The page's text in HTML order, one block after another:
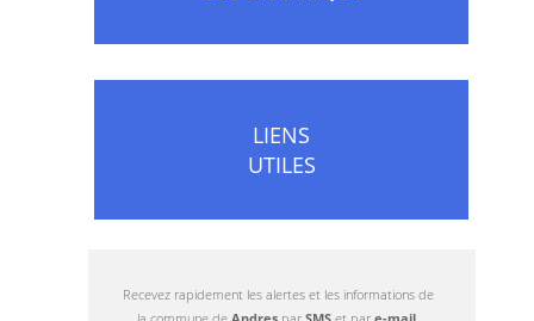
LIENS
UTILES
Recevez rapidement les alertes et les informations de